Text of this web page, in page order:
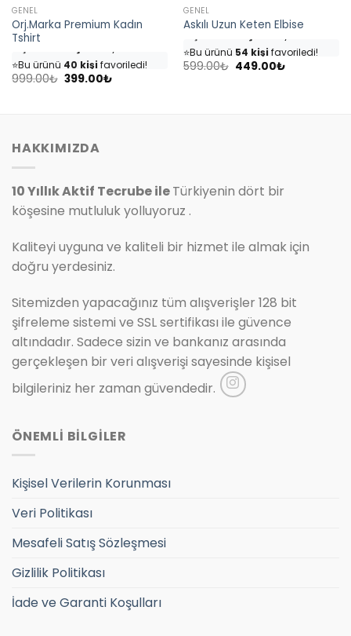
GENEL
Orj.Marka Premium Kadın
Tshirt
👀Şu an
⭐️Bu ürünü 40 kişi favoriledi!
🛒18 kişisepetine ekledi!
999.00₺ Orijinal
399.00₺Şu
GENEL
Askılı Uzun Keten Elbise
👀Şu an46 kişiinceliyor!
⭐️Bu ürünü 54 kişi favoriledi!
🛒25 kişisepetine ekledi!
599.00₺ Orijinal
449.00₺Şu
HAKKIMIZDA
10 Yıllık Aktif Tecrube ileTürkiyenin dört bir
köşesine mutluluk yolluyoruz .
Kaliteyi uyguna ve kaliteli bir hizmet ile almak için
doğru yerdesiniz.
Sitemizden yapacağınız tüm alışverişler 128 bit
şifreleme sistemi ve SSL sertifikası ile güvence
altındadır. Sadece sizin ve bankanız arasında
gerçekleşen bir veri alışverişi sayesinde kişisel
bilgileriniz her zaman güvendedir.
ÖNEMLİ BİLGİLER
Kişisel Verilerin Korunması
Veri Politikası
Mesafeli Satış Sözleşmesi
Gizlilik Politikası
İade ve Garanti Koşulları